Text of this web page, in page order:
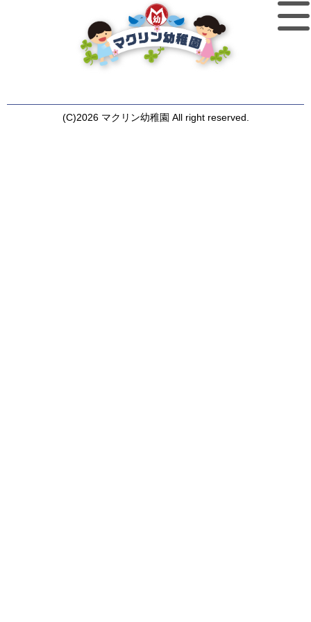
(C)2026 マクリン幼稚園 All right reserved.